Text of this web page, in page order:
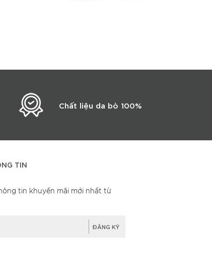
Chất liệu da bò 100%
TIN
tin khuyến mãi mới nhất từ